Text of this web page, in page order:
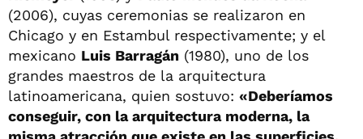
(2006), cuyas ceremonias se realizaron en
Chicago y en Estambul respectivamente; y el
mexicano Luis Barragán (1980), uno de los
grandes maestros de la arquitectura
latinoamericana, quien sostuvo: «Deberíamos
conseguir, con la arquitectura moderna, la